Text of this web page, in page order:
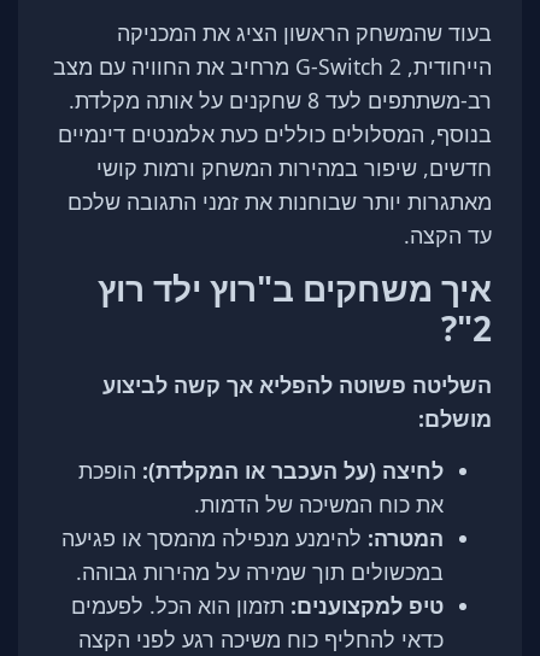
בעוד שהמשחק הראשון הציג את המכניקה
הייחודית, G-Switch 2 מרחיב את החוויה עם מצב
רב-משתתפים לעד 8 שחקנים על אותה מקלדת.
בנוסף, המסלולים כוללים כעת אלמנטים דינמיים
חדשים, שיפור במהירות המשחק ורמות קושי
מאתגרות יותר שבוחנות את זמני התגובה שלכם
עד הקצה.
איך משחקים ב"רוץ ילד רוץ
2"?
השליטה פשוטה להפליא אך קשה לביצוע
מושלם:
לחיצה (על העכבר או המקלדת): הופכת
את כוח המשיכה של הדמות.
המטרה: להימנע מנפילה מהמסך או פגיעה
במכשולים תוך שמירה על מהירות גבוהה.
טיפ למקצוענים: תזמון הוא הכל. לפעמים
כדאי להחליף כוח משיכה רגע לפני הקצה